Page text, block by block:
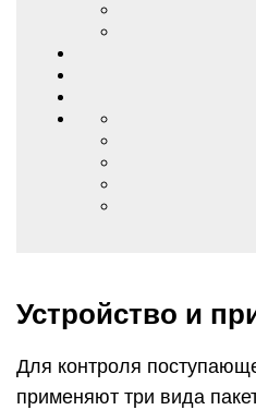
Устройство и
Для контроля
применяют три вида